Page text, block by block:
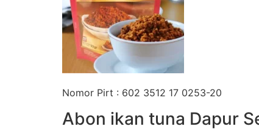
Nomor Pirt : 602 3512 17 0253-20
Abon ikan tuna Dapur